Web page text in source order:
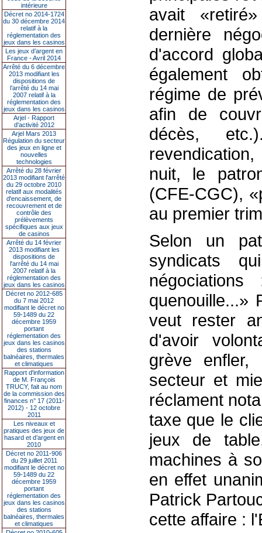
intérieure
Décret no 2014-1724
du 30 décembre 2014
relatif à la
réglementation des
jeux dans les casinos
Les jeux d’argent en
France - Avril 2014
Arrêté du 6 décembre
2013 modifiant les
dispositions de
l’arrêté du 14 mai
2007 relatif à la
réglementation des
jeux dans les casinos
Arjel - Rapport
d'activité 2012
Arjel Mars 2013
Régulation du secteur
des jeux en ligne et
nouvelles
technologies
Arrêté du 28 février
2013 modifiant l'arrêté
du 29 octobre 2010
relatif aux modalités
d'encaissement, de
recouvrement et de
contrôle des
prélèvements
spécifiques aux jeux
de casinos
Arrêté du 14 février
2013 modifiant les
dispositions de
l'arrêté du 14 mai
2007 relatif à la
réglementation des
jeux dans les casinos
Décret no 2012-685
du 7 mai 2012
modifiant le décret no
59-1489 du 22
décembre 1959
portant
réglementation des
jeux dans les casinos
des stations
balnéaires, thermales
et climatiques
Rapport d'information
de M. François
TRUCY, fait au nom
de la commission des
finances n° 17 (2011-
2012) - 12 octobre
2011
Les niveaux et
pratiques des jeux de
hasard et d’argent en
2010
Décret no 2011-906
du 29 juillet 2011
modifiant le décret no
59-1489 du 22
décembre 1959
portant
réglementation des
jeux dans les casinos
des stations
balnéaires, thermales
et climatiques
avait
dernière
d'accord
également
régime de
afin de
décès,
nuit, le
(CFE-CGC),
au premier
Selon un
syndicats
quenouille...»
veut rester
d'avoir
grève
secteur et
réclament
taxe que le
jeux de
machines à
en effet
Patrick
cette affaire :